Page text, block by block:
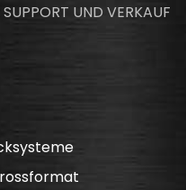
UND VERKAUF